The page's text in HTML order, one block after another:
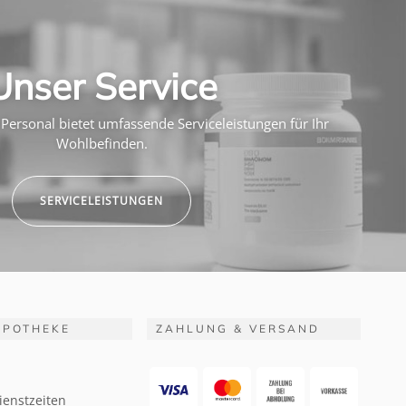
Service
bietet umfassende Serviceleistungen für Ihr
Wohlbefinden.
SERVICELEISTUNGEN
ZAHLUNG & VERSAND